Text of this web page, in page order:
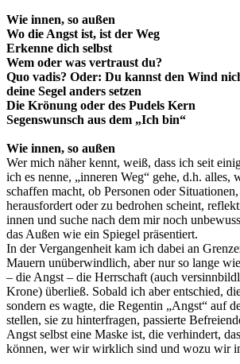
Wie innen, so außen
Wo die Angst ist, ist der Weg
Erkenne dich selbst
Wem oder was vertraust du?
Quo vadis? Oder: Du kannst den Wind
deine Segel anders setzen
Die Krönung oder des Pudels Kern
Segenswunsch aus dem „Ich bin“
Wie innen, so außen
Wer mich näher kennt, weiß, dass ich seit
ich es nenne, „inneren Weg“ gehe, d.h. alles,
schaffen macht, ob Personen oder
herausfordert oder zu bedrohen scheint,
innen und suche nach dem mir noch
das Außen wie ein Spiegel präsentiert.
In der Vergangenheit kam ich dabei an
Mauern unüberwindlich, aber nur so lange
– die Angst – die Herrschaft (auch
Krone) überließ. Sobald ich aber entschied,
sondern es wagte, die Regentin „Angst“ auf
stellen, sie zu hinterfragen, passierte
Angst selbst eine Maske ist, die verhindert,
können, wer wir wirklich sind und wozu wir